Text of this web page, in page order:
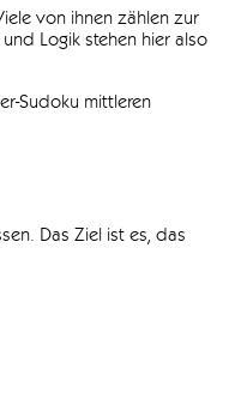
von ihnen zählen zur
Logik stehen hier also
Sudoku mittleren
Das Ziel ist es, das